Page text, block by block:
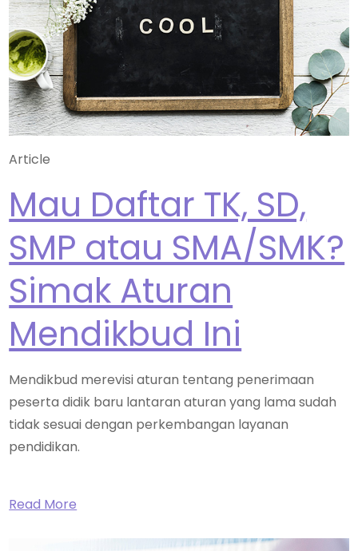
Article
Mau Daftar TK, SD,
SMP atau SMA/SMK?
Simak Aturan
Mendikbud Ini
Mendikbud merevisi aturan tentang penerimaan
peserta didik baru lantaran aturan yang lama sudah
tidak sesuai dengan perkembangan layanan
pendidikan.
Read More